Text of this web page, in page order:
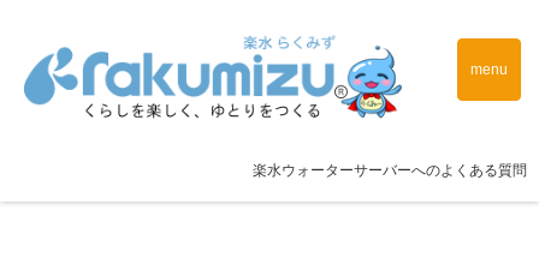
menu
楽水ウォーターサーバーへのよくある質問